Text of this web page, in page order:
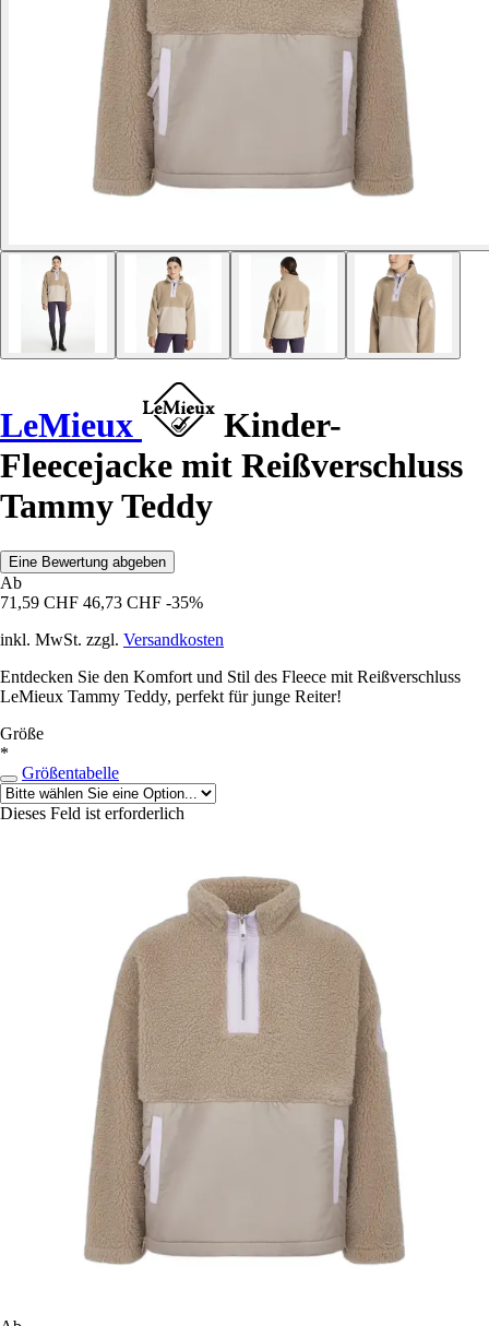
LeMieux
Kinder-
Fleecejacke mit Reißverschluss
Tammy Teddy
Eine Bewertung abgeben
Ab
71,59 CHF 46,73 CHF -35%
inkl. MwSt. zzgl. Versandkosten
Entdecken Sie den Komfort und Stil des Fleece mit Reißverschluss
LeMieux Tammy Teddy, perfekt für junge Reiter!
Größe
*
Größentabelle
Dieses Feld ist erforderlich